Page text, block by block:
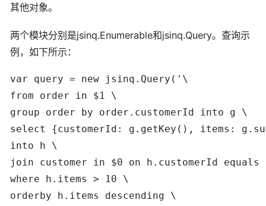
其他对象。
两个模块分别是jsinq.Enumerable和jsinq.Query。查询示
例，如下所示：
var query = new jsinq.Query('\
from order in $1 \
group order by order.customerId into g \
select {customerId: g.getKey(), items:
into h \
join customer in $0 on h.customerId
where h.items > 10 \
orderby h.items descending \